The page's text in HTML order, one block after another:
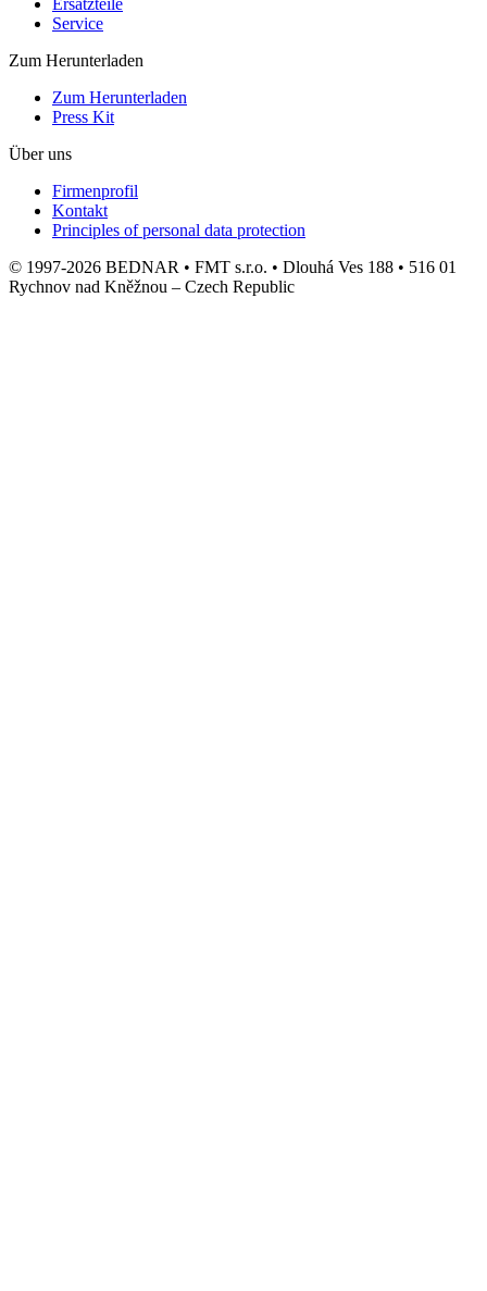
Ersatzteile
Service
Zum Herunterladen
Zum Herunterladen
Press Kit
Über uns
Firmenprofil
Kontakt
Principles of personal data protection
© 1997-2026 BEDNAR • FMT s.r.o. • Dlouhá Ves 188 • 516 01
Rychnov nad Kněžnou – Czech Republic